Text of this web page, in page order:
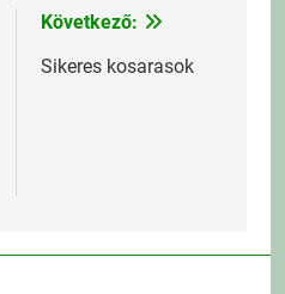
Következő:
Sikeres kosarasok